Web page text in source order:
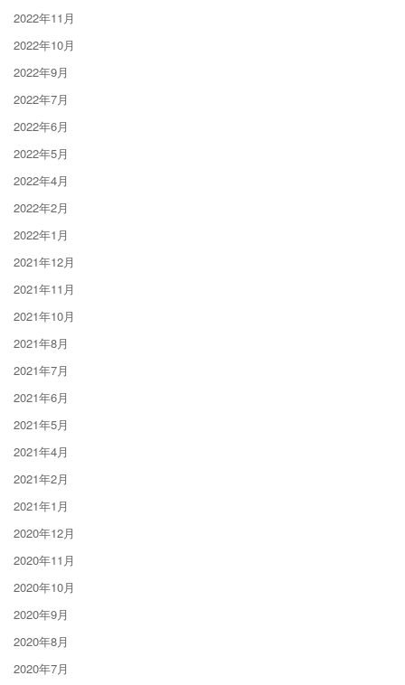
2022年11月
2022年10月
2022年9月
2022年7月
2022年6月
2022年5月
2022年4月
2022年2月
2022年1月
2021年12月
2021年11月
2021年10月
2021年8月
2021年7月
2021年6月
2021年5月
2021年4月
2021年2月
2021年1月
2020年12月
2020年11月
2020年10月
2020年9月
2020年8月
2020年7月